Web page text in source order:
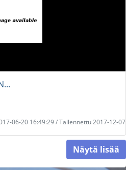
06-20 16:49:29 / Tallennettu 2017-12-07
Näytä lisää